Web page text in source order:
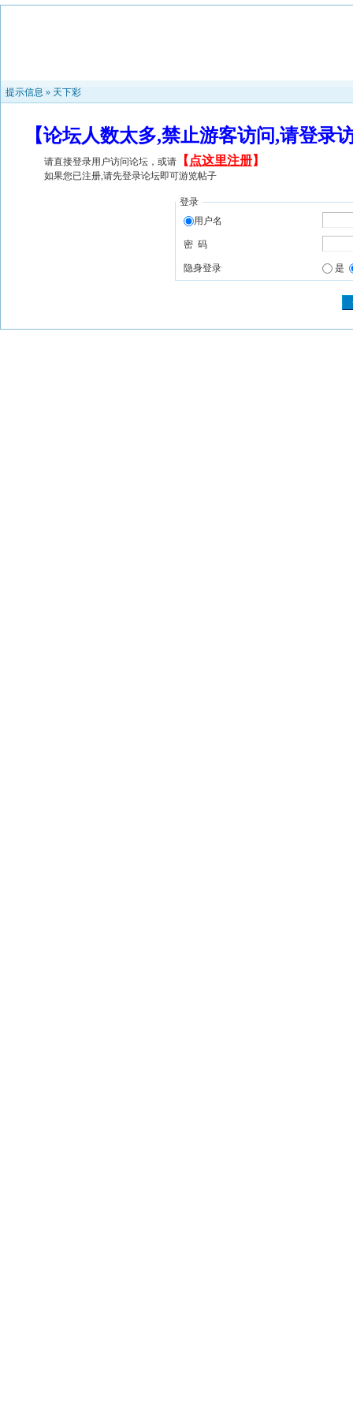
提示信息 » 天下彩
【论坛人数太多,禁止游客访问,请登
请直接登录用户访问论坛，或请 【 点这里注册】
如果您已注册,请先登录论坛即可游览帖子
登录
用户名
密 码
隐身登录 是